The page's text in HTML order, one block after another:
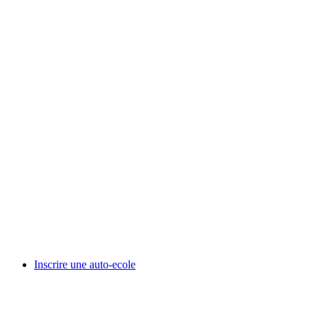
Inscrire une auto-ecole